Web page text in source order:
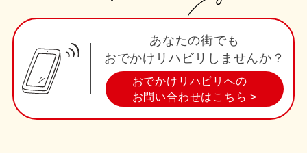
あなたの街でも
おでかけリハビリしませんか？
おでかけリハビリへの
お問い合わせはこちら >